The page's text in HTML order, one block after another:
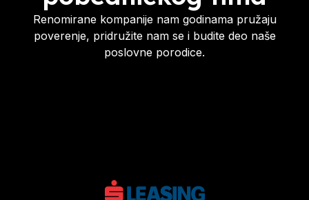
Renomirane kompanije nam godinama pružaju
poverenje, pridružite nam se i budite deo naše
poslovne porodice.